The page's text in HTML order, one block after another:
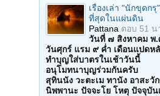
เรื่องเล่า "นักขุดก
ที่สุดในแผ่นดิน
Pattana ตอบ 51 น
วันที่ ๗ สิงหาคม พ
วันศุกร์ แรม ๙ ค่ำ เดือนแปดห
ทำบุญใส่บาตรในเช้าวันนี้
อนุโมทนาบุญร่วมกันครับ
สุทินนัง วะตะเม ทานัง อาสะวั
นิพพานะ ปัจจะโย โหตุ ปัจจุบัน